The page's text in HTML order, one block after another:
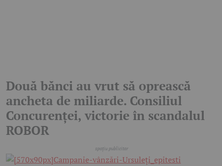
Două bănci au vrut să oprească
ancheta de miliarde. Consiliul
Concurenței, victorie în scandalul
ROBOR